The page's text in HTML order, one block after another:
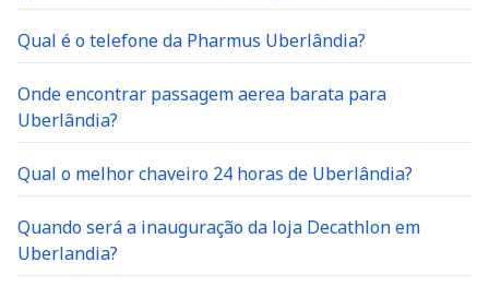
Qual é o telefone da Pharmus Uberlândia?
Onde encontrar passagem aerea barata para
Uberlândia?
Qual o melhor chaveiro 24 horas de Uberlândia?
Quando será a inauguração da loja Decathlon em
Uberlandia?